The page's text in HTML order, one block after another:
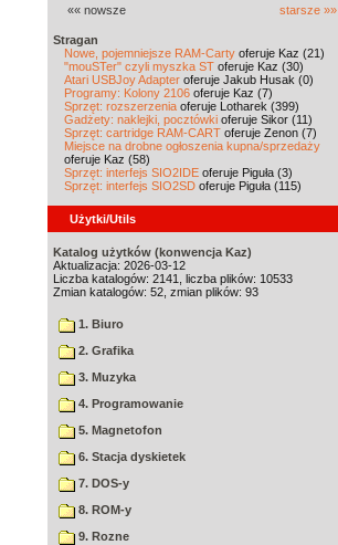
«« nowsze starsze »»
Stragan
Nowe, pojemniejsze RAM-Carty oferuje Kaz (21)
"mouSTer" czyli myszka ST oferuje Kaz (30)
Atari USBJoy Adapter oferuje Jakub Husak (0)
Programy: Kolony 2106 oferuje Kaz (7)
Sprzęt: rozszerzenia oferuje Lotharek (399)
Gadżety: naklejki, pocztówki oferuje Sikor (11)
Sprzęt: cartridge RAM-CART oferuje Zenon (7)
Miejsce na drobne ogłoszenia kupna/sprzedaży
oferuje Kaz (58)
Sprzęt: interfejs SIO2IDE oferuje Piguła (3)
Sprzęt: interfejs SIO2SD oferuje Piguła (115)
Użytki/Utils
Katalog użytków (konwencja Kaz)
Aktualizacja: 2026-03-12
Liczba katalogów: 2141, liczba plików: 10533
Zmian katalogów: 52, zmian plików: 93
1. Biuro
2. Grafika
3. Muzyka
4. Programowanie
5. Magnetofon
6. Stacja dyskietek
7. DOS-y
8. ROM-y
9. Rozne